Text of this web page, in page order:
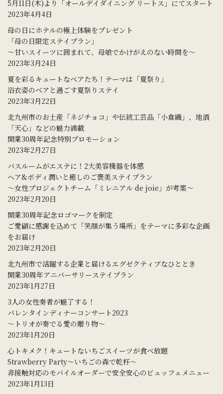
5月11日(木)より「オールデイダイニング リートス」にてスタート
2023年4月4日
母の日にホテルの極上体験をプレゼント
「母の日限定ステイプラン」
～甘いスイーツに囲まれて、母娘でかけがえのない時間を～
2023年3月24日
夏を彩るキュートなベアたち！テーマは「夏祭り」
浴衣姿のベアと過ごす夏祭りステイ
2023年3月22日
北九州市のお土産「ネジチョコ」や伝統工芸品「小倉織」、地酒
「天心」などの魅力満載
開業30周年記念特別プロモーション
2023年2月27日
バスルームがエステに！2大美容機器を体感
ヘア&ボディ潤いと癒しのご褒美ステイプラン
～女性プロジェクトチーム「ミレニアル de joie」が考案～
2023年2月20日
開業30周年記念ロゴマークを制定
ご愛顧に感謝を込めて「笑顔が集う場所」をテーマに多彩な企画
をお届け
2023年2月20日
北九州市で活躍する企業と届けるエグゼクティブなひととき
開業30周年アニバーサリーステイプラン
2023年1月27日
3人の女性奏者が魅了する！
バレンタインディナーコンサート2023
～トリオが奏でる愛の贈り物～
2023年1月20日
心トキメク！キュートないちごスイーツが食べ放題
Strawberry Party～いちごの森で乾杯～
非接触対応のモバイルオーダーで安全安心のビュッフェメニュー
2023年1月13日